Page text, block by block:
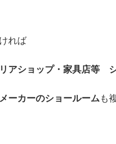
れば
アショップ・家具店等
ーカーのショールームも